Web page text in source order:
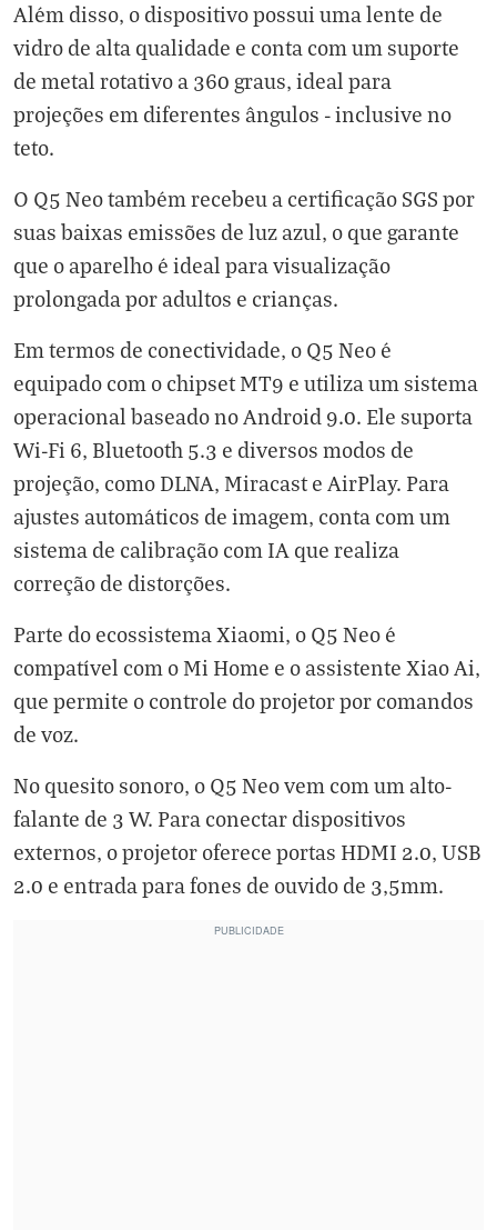
Além disso, o dispositivo possui uma lente de
vidro de alta qualidade e conta com um suporte
de metal rotativo a 360 graus, ideal para
projeções em diferentes ângulos - inclusive no
teto.
O Q5 Neo também recebeu a certificação SGS por
suas baixas emissões de luz azul, o que garante
que o aparelho é ideal para visualização
prolongada por adultos e crianças.
Em termos de conectividade, o Q5 Neo é
equipado com o chipset MT9 e utiliza um sistema
operacional baseado no Android 9.0. Ele suporta
Wi-Fi 6, Bluetooth 5.3 e diversos modos de
projeção, como DLNA, Miracast e AirPlay. Para
ajustes automáticos de imagem, conta com um
sistema de calibração com IA que realiza
correção de distorções.
Parte do ecossistema Xiaomi, o Q5 Neo é
compatível com o Mi Home e o assistente Xiao Ai,
que permite o controle do projetor por comandos
de voz.
No quesito sonoro, o Q5 Neo vem com um alto-
falante de 3 W. Para conectar dispositivos
externos, o projetor oferece portas HDMI 2.0, USB
2.0 e entrada para fones de ouvido de 3,5mm.